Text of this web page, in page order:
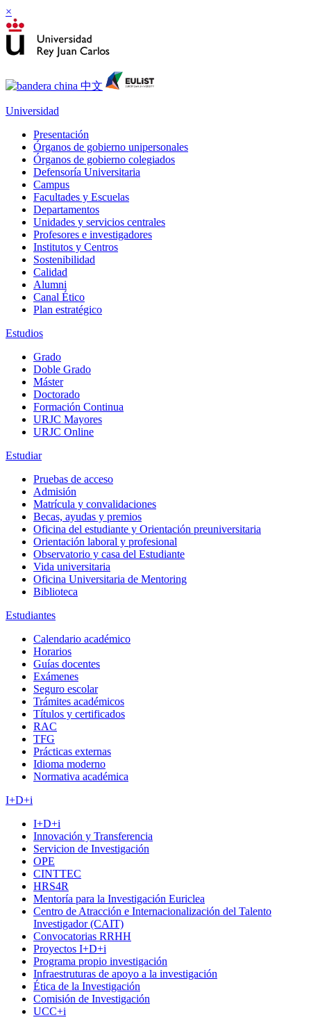
×
Universidad
Presentación
Órganos de gobierno unipersonales
Órganos de gobierno colegiados
Defensoría Universitaria
Campus
Facultades y Escuelas
Departamentos
Unidades y servicios centrales
Profesores e investigadores
Institutos y Centros
Sostenibilidad
Calidad
Alumni
Canal Ético
Plan estratégico
Estudios
Grado
Doble Grado
Máster
Doctorado
Formación Continua
URJC Mayores
URJC Online
Estudiar
Pruebas de acceso
Admisión
Matrícula y convalidaciones
Becas, ayudas y premios
Oficina del estudiante y Orientación preuniversitaria
Orientación laboral y profesional
Observatorio y casa del Estudiante
Vida universitaria
Oficina Universitaria de Mentoring
Biblioteca
Estudiantes
Calendario académico
Horarios
Guías docentes
Exámenes
Seguro escolar
Trámites académicos
Títulos y certificados
RAC
TFG
Prácticas externas
Idioma moderno
Normativa académica
I+D+i
I+D+i
Innovación y Transferencia
Servicion de Investigación
OPE
CINTTEC
HRS4R
Mentoría para la Investigación Euriclea
Centro de Atracción e Internacionalización del Talento
Investigador (CAIT)
Convocatorias RRHH
Proyectos I+D+i
Programa propio investigación
Infraestruturas de apoyo a la investigación
Ética de la Investigación
Comisión de Investigación
UCC+i